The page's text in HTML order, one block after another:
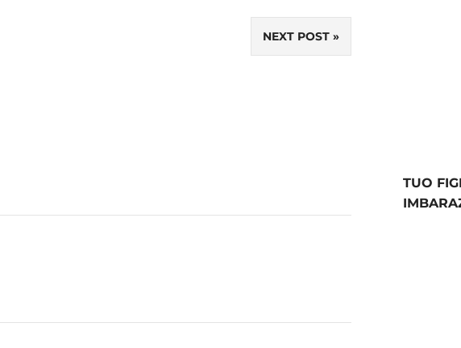
NEXT POST
TUO